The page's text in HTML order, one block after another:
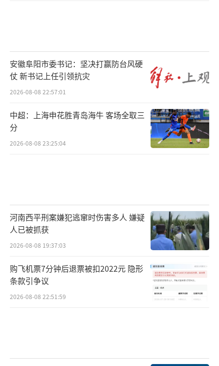
安徽阜阳市委书记：坚决打赢防台风硬
仗 新书记上任引领抗灾
2026-08-08 22:57:01
中超：上海申花胜青岛海牛 客场全取三
分
2026-08-08 23:25:04
河南西平刑案嫌犯逃窜时伤害多人 嫌疑
人已被抓获
2026-08-08 19:37:03
购飞机票7分钟后退票被扣2022元 隐形
条款引争议
2026-08-08 22:51:59